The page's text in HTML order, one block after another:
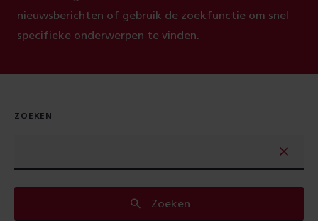
nieuwsberichten of gebruik de zoekfunctie om snel
specifieke onderwerpen te vinden.
ZOEKEN
Zoeken